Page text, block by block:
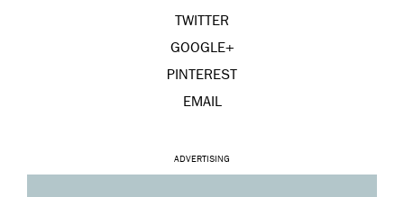
TWITTER
GOOGLE+
PINTEREST
EMAIL
ADVERTISING